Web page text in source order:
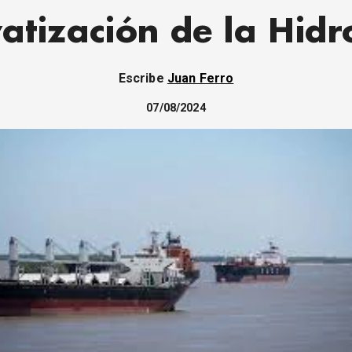
de la
Escribe Juan Ferro
07/08/2024